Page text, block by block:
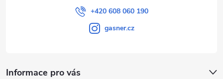
+420 608 060 190
gasner.cz
Informace pro vás